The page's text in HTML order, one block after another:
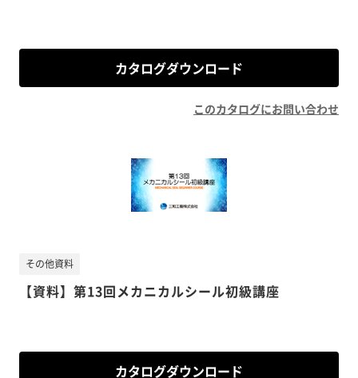
カタログダウンロード
このカタログにお問い合わせ
【資料】第13回メカニカルシール初級講座
その他資料
カタログダウンロード